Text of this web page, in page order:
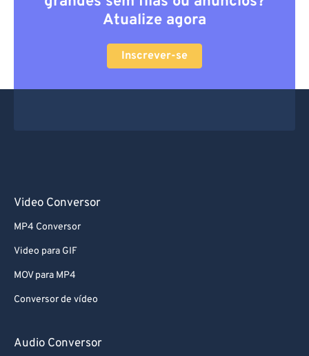
Atualize agora
Inscrever-se
Video Conversor
MP4 Conversor
Video para GIF
MOV para MP4
Conversor de vídeo
Audio Conversor